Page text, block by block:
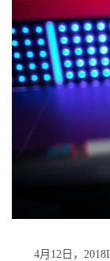
4月12日，